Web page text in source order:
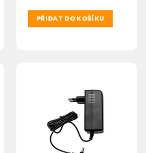
PŘIDAT DO KOŠÍKU